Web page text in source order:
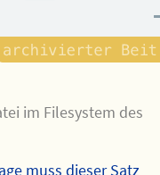
im Filesystem des
muss dieser Satz